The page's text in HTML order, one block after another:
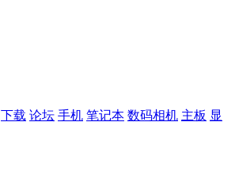
下载 论坛 手机 笔记本 数码相机 主板 显